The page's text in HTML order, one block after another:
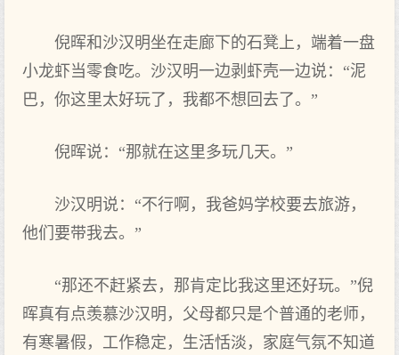
倪晖和沙汉明坐在走廊下的石凳上，端着一盘
小龙虾当零食吃。沙汉明一边剥虾壳一边说：“泥
巴，你这里太好玩了，我都不想回去了。”
倪晖说：“那就在这里多玩几天。”
沙汉明说：“不行啊，我爸妈学校要去旅游，
他们要带我去。”
“那还不赶紧去，那肯定比我这里还好玩。”倪
晖真有点羡慕沙汉明，父母都只是个普通的老师，
有寒暑假，工作稳定，生活恬淡，家庭气氛不知道